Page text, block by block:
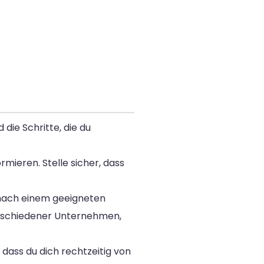
die Schritte, die du
Stelle sicher, dass
einem geeigneten
Unternehmen,
du dich rechtzeitig von